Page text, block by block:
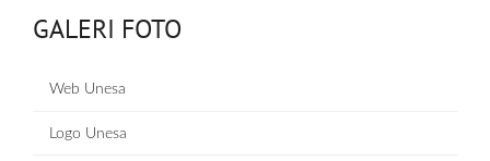
GALERI FOTO
Web Unesa
Logo Unesa